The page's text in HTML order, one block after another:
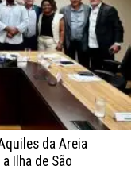
da Areia
Ilha de São